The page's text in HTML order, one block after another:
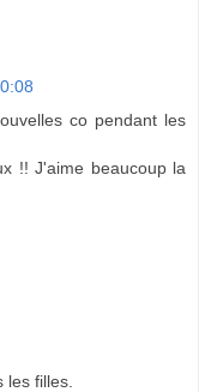
co pendant les
!! J'aime beaucoup la
filles.